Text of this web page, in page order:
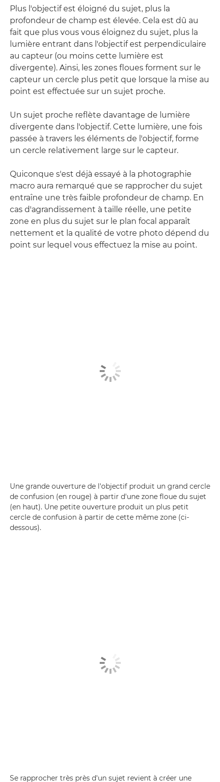
Plus l'objectif est éloigné du sujet, plus la
profondeur de champ est élevée. Cela est dû au
fait que plus vous vous éloignez du sujet, plus la
lumière entrant dans l'objectif est perpendiculaire
au capteur (ou moins cette lumière est
divergente). Ainsi, les zones floues forment sur le
capteur un cercle plus petit que lorsque la mise au
point est effectuée sur un sujet proche.
Un sujet proche reflète davantage de lumière
divergente dans l'objectif. Cette lumière, une fois
passée à travers les éléments de l'objectif, forme
un cercle relativement large sur le capteur.
Quiconque s'est déjà essayé à la photographie
macro aura remarqué que se rapprocher du sujet
entraîne une très faible profondeur de champ. En
cas d'agrandissement à taille réelle, une petite
zone en plus du sujet sur le plan focal apparaît
nettement et la qualité de votre photo dépend du
point sur lequel vous effectuez la mise au point.
Une grande ouverture de l'objectif produit un grand cercle
de confusion (en rouge) à partir d'une zone floue du sujet
(en haut). Une petite ouverture produit un plus petit
cercle de confusion à partir de cette même zone (ci-
dessous).
Se rapprocher très près d'un sujet revient à créer une